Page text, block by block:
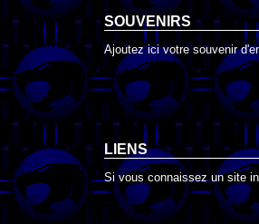
SOUVENIRS
Ajoutez ici votre souvenir
LIENS
Si vous connaissez un site